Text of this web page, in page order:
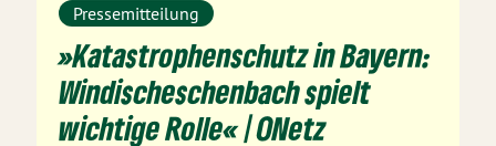
Pressemitteilung
»Katastrophenschutz in Bayern:
Windischeschenbach spielt
wichtige Rolle« | ONetz